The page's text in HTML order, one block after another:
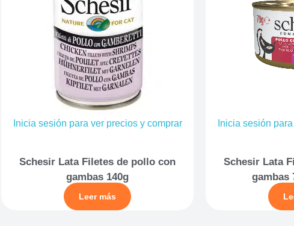
Inicia sesión para ver precios y comprar
Schesir Lata Filetes de pollo con
gambas 140g
Leer más
Inicia sesión
Schesir Lata
gambas